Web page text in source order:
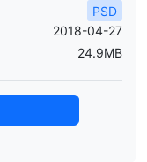
PSD
2018-04-27
24.9MB